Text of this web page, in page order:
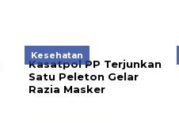
Kesehatan
Kasatpol PP Terjunkan
Satu Peleton Gelar
Razia Masker